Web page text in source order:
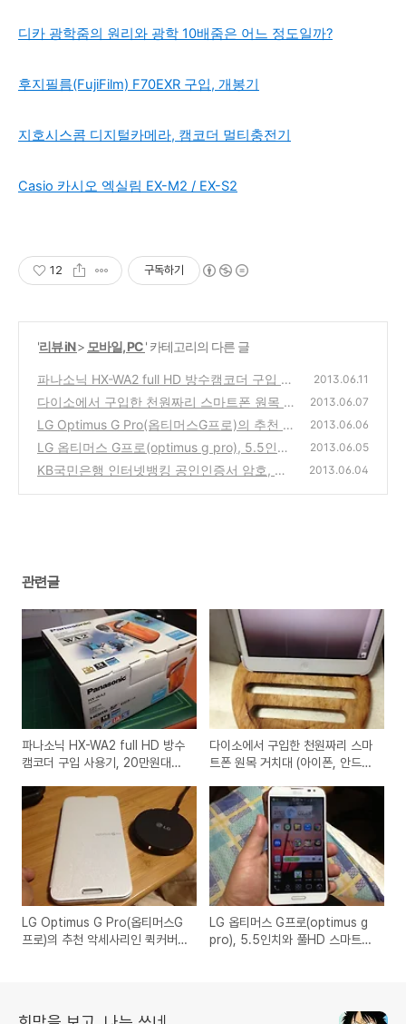
디카 광학줌의 원리와 광학 10배줌은 어느 정도일까?
후지필름(FujiFilm) F70EXR 구입, 개봉기
지호시스콤 디지털카메라, 캠코더 멀티충전기
Casio 카시오 엑실림 EX-M2 / EX-S2
12 구독하기
'리뷰 iN> 모바일, PC' 카테고리의 다른 글
파나소닉 HX-WA2 full HD 방수캠코더 구입 사
용기, 20만원대의 가격에 여름철 물놀이,바캉
스에 좋은 추천 제품 리뷰
(0)
2013.06.11
다이소에서 구입한 천원짜리 스마트폰 원목 거
치대 (아이폰, 안드로이드폰등에서 사용 가능
한 나무 냄비받침대 활용)
2013.06.07
LG Optimus G Pro(옵티머스G프로)의 추천 악
세사리인 퀵커버와 무선충전기 제품 구입 사용
기, 슈피겐 SGP 하드북
(0)
2013.06.06
LG 옵티머스 G프로(optimus g pro), 5.5인치
와 풀HD 스마트폰 번호이동 제품 간단 사용기
2013.06.05
KB국민은행 인터넷뱅킹 공인인증서 암호, 키
2013.06.04
관련글
파나소닉 HX-WA2 full HD 방수
캠코더 구입 사용기, 20만원대의
좋은 추천 제품 리뷰
다이소에서 구입한 천원짜리 스마
트폰 원목 거치대 (아이폰, 안드로
냄비받침대 활용)
LG Optimus G Pro(옵티머스G
프로)의 추천 악세사리인 퀵커버
LG 옵티머스 G프로(optimus g
pro), 5.5인치와 풀HD 스마트폰